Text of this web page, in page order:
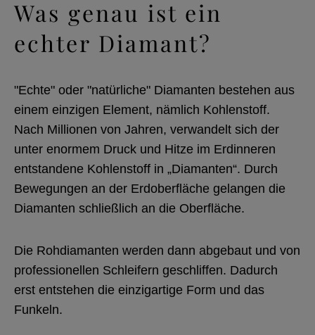
Was genau ist ein
echter Diamant?
"Echte" oder "natürliche" Diamanten bestehen aus
einem einzigen Element, nämlich Kohlenstoff.
Nach Millionen von Jahren, verwandelt sich der
unter enormem Druck und Hitze im Erdinneren
entstandene Kohlenstoff in „Diamanten“. Durch
Bewegungen an der Erdoberfläche gelangen die
Diamanten schließlich an die Oberfläche.
Die Rohdiamanten werden dann abgebaut und von
professionellen Schleifern geschliffen. Dadurch
erst entstehen die einzigartige Form und das
Funkeln.